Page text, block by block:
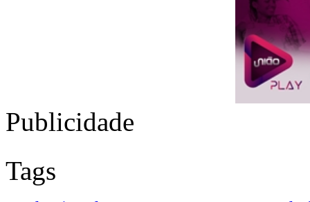
Publicidade
Tags